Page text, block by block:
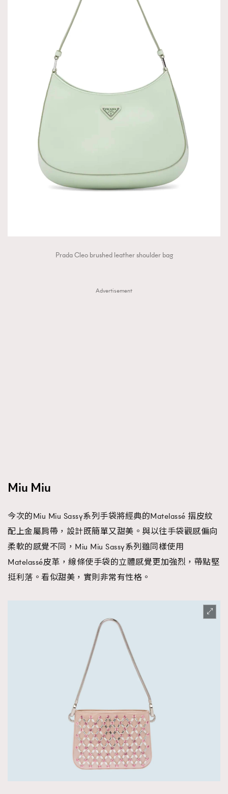
Prada Cleo brushed leather shoulder bag
Advertisement
Miu Miu
今次的Miu Miu Sassy系列手袋將經典的Matelassé 摺皮紋
配上金屬肩帶，設計既簡單又甜美。與以往手袋觀感偏向
柔軟的感覺不同，Miu Miu Sassy系列雖同樣使用
Matelassé皮革，線條使手袋的立體感覺更加強烈，帶點堅
挺利落。看似甜美，實則非常有性格。